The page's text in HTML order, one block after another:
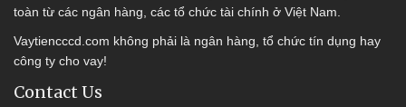
toàn từ các ngân hàng, các tổ chức tài chính ở Việt Nam.
Vaytiencccd.com không phải là ngân hàng, tổ chức tín dụng hay
công ty cho vay!
Contact Us